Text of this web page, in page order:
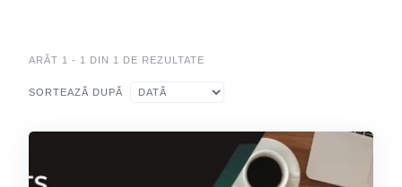
ARĂT 1 - 1 DIN 1 DE REZULTATE
SORTEAZĂ DUPĂ